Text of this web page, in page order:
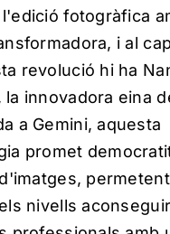
fotogràfica
i al
revolució hi ha
la innovadora eina
a Gemini, aquesta
promet
nivells aconseguir